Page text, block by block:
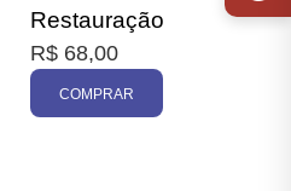
Restauração
R$ 68,00
COMPRAR